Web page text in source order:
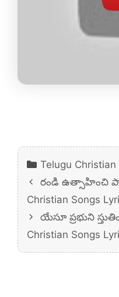
Categories
Telugu Christian
రండి ఉత్సాహించి
Christian Songs
యేసూ ప్రభుని
Christian Songs